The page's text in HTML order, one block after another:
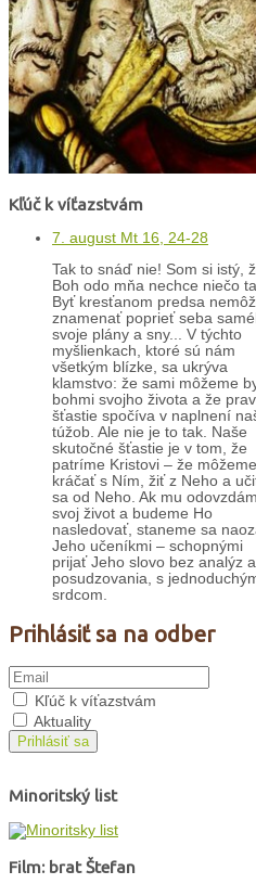
Kľúč k víťazstvám
7. august Mt 16, 24-28
Tak to snáď nie! Som si istý,
Boh odo mňa nechce niečo
Byť kresťanom predsa
znamenať poprieť seba
svoje plány a sny... V týchto
myšlienkach, ktoré sú nám
všetkým blízke, sa ukrýva
klamstvo: že sami môžeme
bohmi svojho života a že
šťastie spočíva v naplnení
túžob. Ale nie je to tak. Naše
skutočné šťastie je v tom, že
patríme Kristovi – že môžeme
kráčať s Ním, žiť z Neho a
sa od Neho. Ak mu
svoj život a budeme Ho
nasledovať, staneme sa
Jeho učeníkmi – schopnými
prijať Jeho slovo bez analýz a
posudzovania, s
srdcom.
Prihlásiť sa na odber
Kľúč k víťazstvám
Aktuality
Prihlásiť sa
Minoritský list
Film: brat Štefan